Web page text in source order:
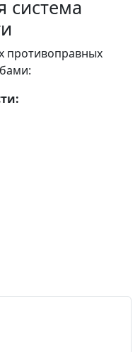
система
противоправных